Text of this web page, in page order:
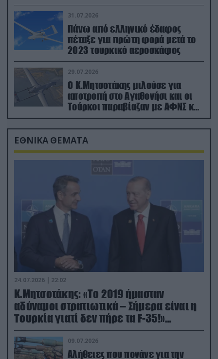
31.07.2026
Πάνω από ελληνικό έδαφος
πέταξε για πρώτη φορά μετά το
2023 τουρκικό αεροσκάφος
29.07.2026
Ο Κ.Μητσοτάκης μιλούσε για
αποτροπή στο Αγαθονήσι και οι
Τούρκοι παραβίαζαν με ΑΦΝΣ και
drone
ΕΘΝΙΚΑ ΘΕΜΑΤΑ
24.07.2026 | 22:02
Κ.Μητσοτάκης: «Το 2019 ήμασταν
αδύναμοι στρατιωτικά – Σήμερα είναι η
Τουρκία γιατί δεν πήρε τα F-35!»
(βίντεο)
09.07.2026
Αλήθειες που πονάνε για την